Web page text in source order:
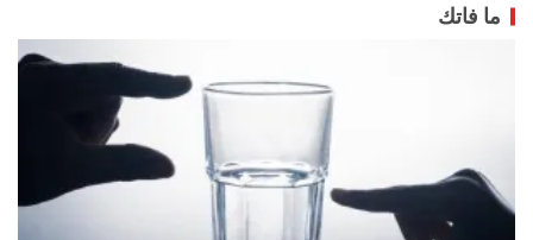
ما فاتك